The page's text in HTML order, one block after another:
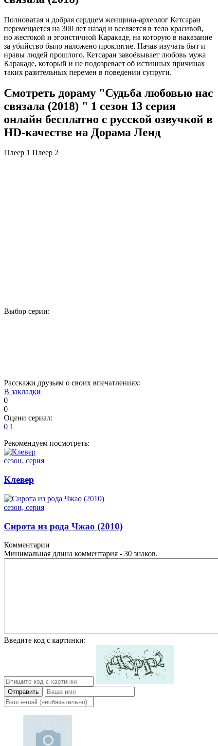
Полноватая и добрая сердцем женщина-археолог Кетсаран
перемещается на 300 лет назад и вселяется в тело красивой,
но жестокой и эгоистичной Каракаде, на которую в наказание
за убийство было наложено проклятие. Начав изучать быт и
нравы людей прошлого, Кетсаран завоёвывает любовь мужа
Каракаде, который и не подозревает об истинных причинах
таких разительных перемен в поведении супруги.
Смотреть дораму "Судьба любовью нас
связала (2018) " 1 сезон 13 серия
онлайн бесплатно с русской озвучкой в
HD-качестве на Дорама Ленд
Плеер 1 Плеер 2
Выбор серии:
Расскажи друзьям о своих впечатлениях:
В закладки
0
0
Оцени сериал:
0 1
Рекомендуем посмотреть:
сезон, серия
Клевер
сезон, серия
Сирота из рода Чжао (2010)
Комментарии
Минимальная длина комментария - 30 знаков.
Введите код с картинки:
Отправить